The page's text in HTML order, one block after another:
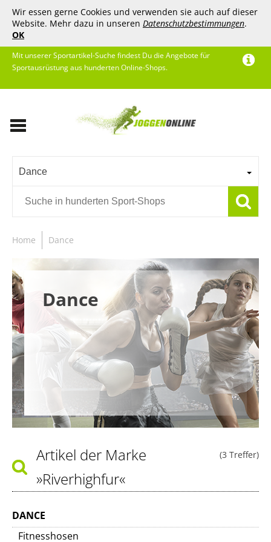
Wir essen gerne Cookies und verwenden sie auch auf dieser
Website. Mehr dazu in unseren Datenschutzbestimmungen.
OK
Mit unserer Sportartikel-Suche findest Du die Angebote für
Sportausrüstung aus hunderten Online-Shops.
Dance
Home Dance
Dance
(3 Treffer)
Artikel der Marke
»Riverhighfur«
DANCE
Fitnesshosen